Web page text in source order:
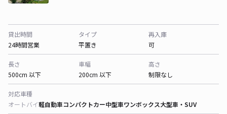
貸出時間
24時間営業
タイプ
平置き
再入庫
可
長さ
500cm 以下
車幅
200cm 以下
高さ
制限なし
対応車種
オートバイ軽自動車コンパクトカー中型車ワンボックス大型車・SUV